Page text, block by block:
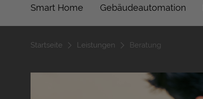
Smart Home Gebäudeautomation
Startseite Leistungen Beratung